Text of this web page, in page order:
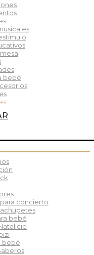
bebé
concierto
bebé
bebé